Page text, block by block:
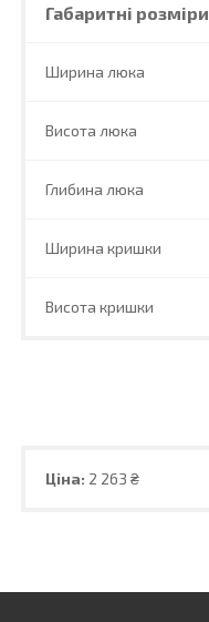
Габаритні розміри
Ширина люка
Висота люка
Глибина люка
Ширина кришки
Висота кришки
Ціна: 2 263 ₴